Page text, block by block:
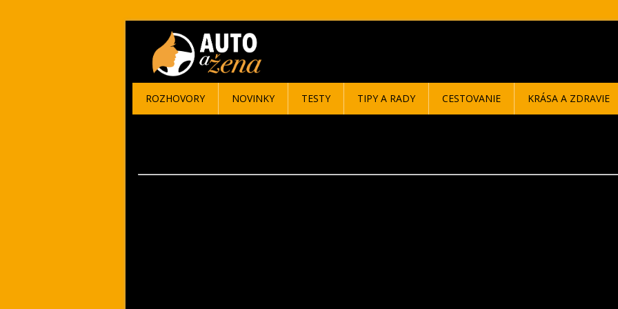
ROZHOVORY NOVINKY TESTY TIPY A RADY CESTOVANIE KRÁSA A ZDRAVIE